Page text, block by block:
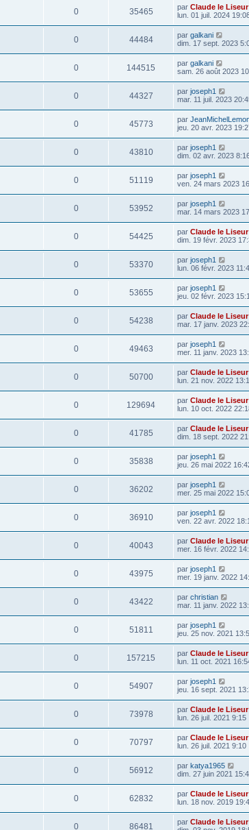
0 35465 par Claude le Liseur
lun. 01 juil. 2024
0 44484 par galkani
dim. 17 sept. 2023
0 144515 par galkani
sam. 26 août 2023
0 44327 par joseph1
mar. 11 juil. 2023
0 45773 par
jeu. 20 avr. 2023
0 43810 par joseph1
dim. 02 avr. 2023
0 51119 par joseph1
ven. 24 mars 2023
0 53952 par joseph1
mar. 14 mars 2023
0 54425 par Claude le Liseur
dim. 19 févr. 2023
0 53370 par joseph1
lun. 06 févr. 2023
0 53655 par joseph1
jeu. 02 févr. 2023
0 54238 par Claude le Liseur
mar. 17 janv. 2023
0 49463 par joseph1
mer. 11 janv. 2023
0 50700 par Claude le Liseur
lun. 21 nov. 2022
0 129694 par Claude le Liseur
lun. 10 oct. 2022
0 41785 par Claude le Liseur
dim. 18 sept. 2022
0 35838 par joseph1
jeu. 26 mai 2022
0 36202 par joseph1
mer. 25 mai 2022
0 36910 par joseph1
ven. 22 avr. 2022
0 40043 par Claude le Liseur
mer. 16 févr. 2022
0 43975 par joseph1
mer. 19 janv. 2022
0 43422 par christian
mar. 11 janv. 2022
0 51811 par joseph1
jeu. 25 nov. 2021
0 157215 par Claude le Liseur
lun. 11 oct. 2021
0 54907 par joseph1
jeu. 16 sept. 2021
0 73978 par Claude le Liseur
lun. 26 juil. 2021 9:15
0 70797 par Claude le Liseur
lun. 26 juil. 2021 9:10
0 56912 par katya1965
dim. 27 juin 2021
0 62832 par Claude le Liseur
lun. 18 nov. 2019
0 86481 par Claude le Liseur